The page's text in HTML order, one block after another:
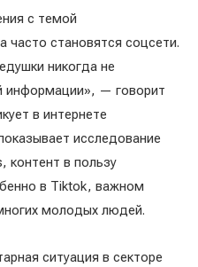
с темой
часто становятся соцсети.
никогда не
информации», — говорит
в интернете
исследование
контент в пользу
в Tiktok, важном
молодых людей.
ситуация в секторе